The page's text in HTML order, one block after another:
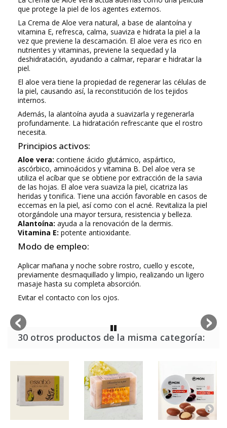
que protege la piel de los agentes externos.
La Crema de Aloe vera natural, a base de alantoína y
vitamina E, refresca, calma, suaviza e hidrata la piel a la
vez que previene la descamación. El aloe vera es rico en
nutrientes y vitaminas, previene la sequedad y la
deshidratación, ayudando a calmar, reparar e hidratar la
piel.
El aloe vera tiene la propiedad de regenerar las células de
la piel, causando así, la reconstitución de los tejidos
internos.
Además, la alantoína ayuda a suavizarla y regenerarla
profundamente. La hidratación refrescante que el rostro
necesita.
Principios activos:
Aloe vera: contiene ácido glutámico, aspártico,
ascórbico, aminoácidos y vitamina B. Del aloe vera se
utiliza el acíbar que se obtiene por extracción de la savia
de las hojas. El aloe vera suaviza la piel, cicatriza las
heridas y tonifica. Tiene una acción favorable en casos de
eccemas en la piel, así como con el acné. Revitaliza la piel
otorgándole una mayor tersura, resistencia y belleza.
Alantoína: ayuda a la renovación de la dermis.
Vitamina E: potente antioxidante.
Modo de empleo:
Aplicar mañana y noche sobre rostro, cuello y escote,
previamente desmaquillado y limpio, realizando un ligero
masaje hasta su completa absorción.
Evitar el contacto con los ojos.
30 otros productos de la misma categoría: